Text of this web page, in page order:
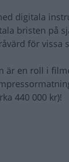
digitala
bristen på
för
en roll i
440 000 kr)!